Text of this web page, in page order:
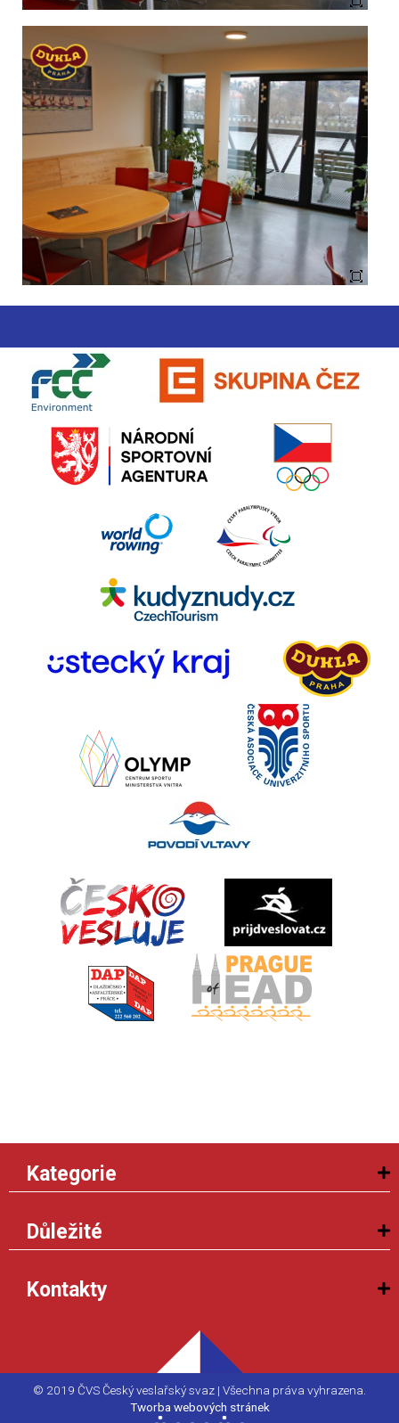
Kategorie
Důležité
Kontakty
© 2019 ČVS Český veslařský svaz | Všechna práva vyhrazena.
Tworba webových stránek